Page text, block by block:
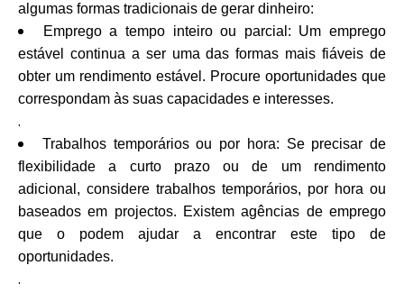
Blog
Contacte-nos
Ajuda
algumas formas tradicionais de gerar dinheiro:
Emprego a tempo inteiro ou parcial: Um emprego
estável continua a ser uma das formas mais fiáveis de
obter um rendimento estável. Procure oportunidades que
correspondam às suas capacidades e interesses.
.
Trabalhos temporários ou por hora: Se precisar de
flexibilidade a curto prazo ou de um rendimento
adicional, considere trabalhos temporários, por hora ou
baseados em projectos. Existem agências de emprego
que o podem ajudar a encontrar este tipo de
oportunidades.
.